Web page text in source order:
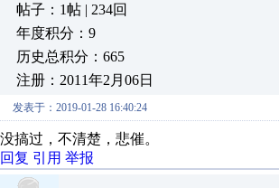
帖子：1帖 | 234回
年度积分：9
历史总积分：665
注册：2011年2月06日
发表于：2019-01-28 16:40:24
没搞过，不清楚，悲催。
回复 引用 举报